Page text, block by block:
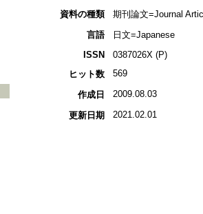
資料の種類
期刊論文=Journal
言語
日文=Japanese
ISSN
0387026X (P)
ヒット数
569
作成日 2009.08.03
更新日期 2021.02.01